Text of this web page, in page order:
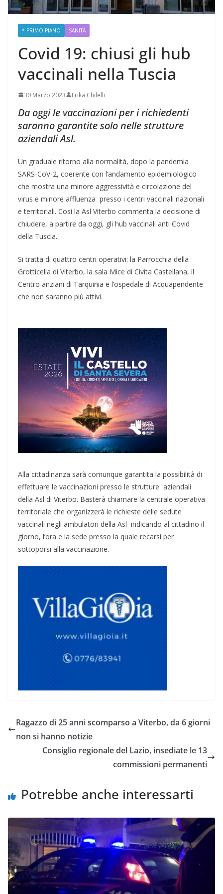
* PRIMO PIANO SANITÀ
Covid 19: chiusi gli hub
vaccinali nella Tuscia
30 Marzo 2023 Erika Chilelli
Da oggi le vaccinazioni per i richiedenti
saranno garantite solo nelle strutture
aziendali Asl.
Un graduale ritorno alla normalità, dopo la pandemia
SARS-CoV-2, coerente con l’andamento epidemiologico
che mostra una minore aggressività e circolazione del
virus e minore affluenza presso i centri vaccinali nazionali
e territoriali. Così la Asl Viterbo commenta la decisione di
chiudere, a partire da oggi, gli hub vaccinali anti Covid
della Tuscia.
Si tratta di quattro centri operativi: la Parrocchia della
Grotticella di Viterbo, la sala Mice di Civita Castellana, il
Centro anziani di Tarquinia e l’ospedale di Acquapendente
che non saranno più attivi.
Alla cittadinanza sarà comunque garantita la possibilità di
effettuare le vaccinazioni presso le strutture aziendali
della Asl di Viterbo. Basterà chiamare la centrale operativa
territoriale che organizzerà le richieste delle sedute
vaccinali negli ambulatori della Asl indicando al cittadino il
giorno, l’ora e la sede presso la quale recarsi per
sottoporsi alla vaccinazione.
Ragazzo di 25 anni scomparso a Viterbo, da 6 giorni
non si hanno notizie
Consiglio regionale del Lazio, insediate le 13
commissioni permanenti
Potrebbe anche interessarti